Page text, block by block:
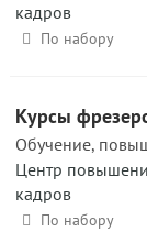
кадров
По набору
Курсы
Обучение,
Центр
кадров
По набору